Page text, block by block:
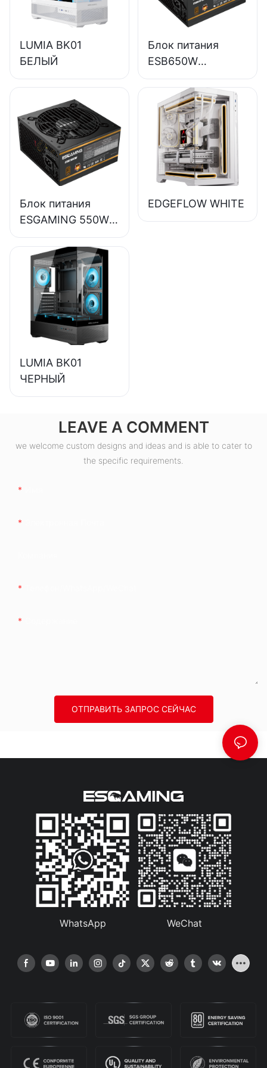
LUMIA BK01
БЕЛЫЙ
Блок питания
ESB650W
ESGAMING 650W
высокого
качества, КПД
85%,
полномодульный,
бронзовый (80+),
для настольных
Блок питания
ESGAMING 550W
высокого
качества, КПД
85%, класс
защиты 80+
Bronze, для
настольных ПК,
ESB550W
EDGEFLOW WHITE
LUMIA BK01
ЧЕРНЫЙ
LEAVE A COMMENT
we welcome custom designs and ideas and is able to cater to
the specific requirements.
ОТПРАВИТЬ ЗАПРОС СЕЙЧАС
WhatsApp WeChat